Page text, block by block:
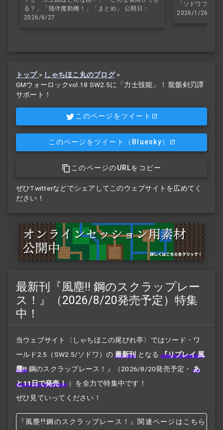
る？」「随伴魔動機！」「まとめ」 公開日：
2026/6/27
「ソドワファ
2026/1/26
トップ > しゃちほこ丸のブログ>
GMウォーロックvol.18 SW2.5に「力士技能」！ 龍骸剣刃譚
サポート！
このページをツイート
このページをツイート （Bluesky）
このページのURLをコピー
ぜひTwitterなどでシェアしてこのウェブサイトを広めてく
ださい！
最新刊『風塵!! 鋼のスクラップレー
ス！』（2026/8/20発売予定）特集
中！
当ウェブサイト〈しゃちほこの尾びれ亭〉ではソード・ワ
ールド2.5（SW2.5/ソドワ）の 最新刊 となる 『リプレイ 風
塵!! 鋼のスクラップレース！』 （2026/8/20発売予定・ あ
と11日で発売！ ）を全力で特集中です！
ぜひ見ていってください！
『風塵!! 鋼のスクラップレース！』関連ページはこちら